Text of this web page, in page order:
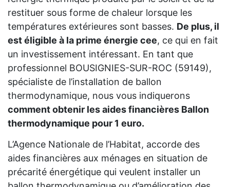
restituer sous forme de chaleur lorsque les
températures extérieures sont basses. De plus, il
est éligible à la prime énergie cee, ce qui en fait
un investissement intéressant. En tant que
professionnel BOUSIGNIES-SUR-ROC (59149),
spécialiste de l’installation de ballon
thermodynamique, nous vous indiquerons
comment obtenir les aides financières Ballon
thermodynamique pour 1 euro.
L’Agence Nationale de l’Habitat, accorde des
aides financières aux ménages en situation de
précarité énergétique qui veulent installer un